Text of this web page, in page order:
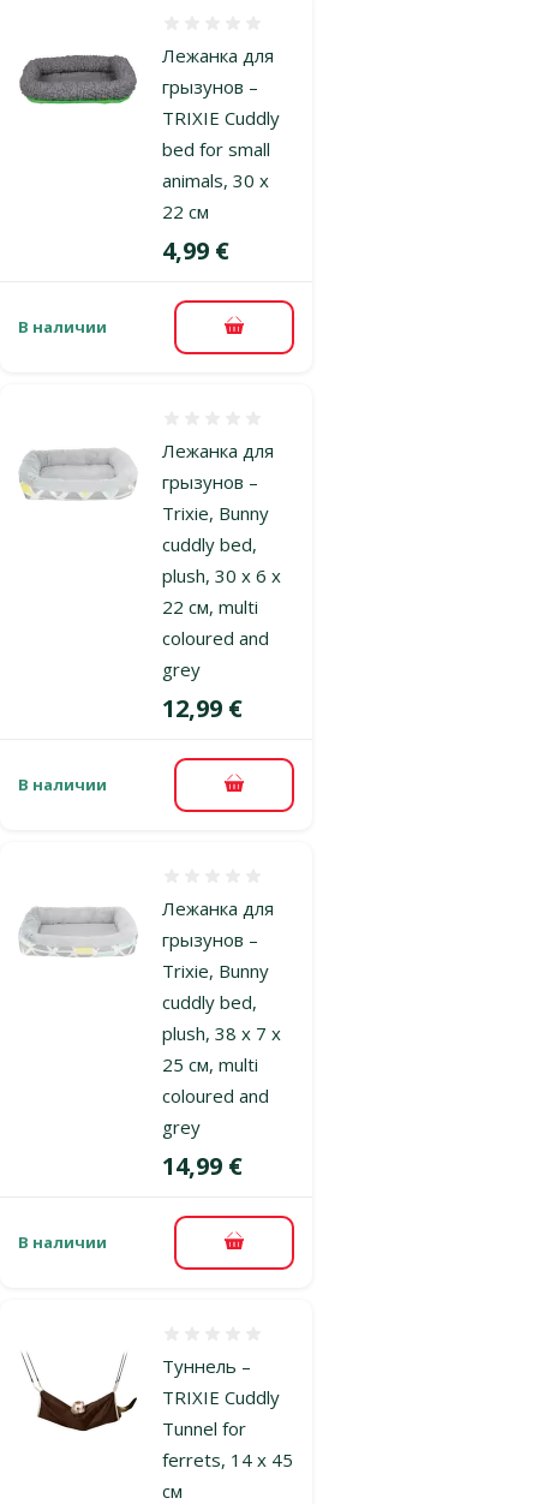
Лежанка для
грызунов –
TRIXIE Cuddly
bed for small
animals, 30 x
22 см
Цена
4,99 €
В наличии В корзину
Лежанка для
грызунов –
Trixie, Bunny
cuddly bed,
plush, 30 x 6 x
22 см, multi
coloured and
grey
Цена
12,99 €
В наличии В корзину
Лежанка для
грызунов –
Trixie, Bunny
cuddly bed,
plush, 38 x 7 x
25 см, multi
coloured and
grey
Цена
14,99 €
В наличии В корзину
Туннель –
TRIXIE Cuddly
Tunnel for
ferrets, 14 x 45
см